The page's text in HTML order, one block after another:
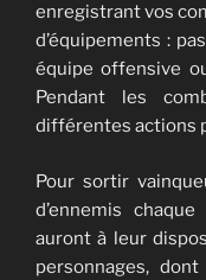
enregistrant vos
d’équipements :
équipe offensive
Pendant les
différentes actions
Pour sortir
d’ennemis
auront à leur
personnages,